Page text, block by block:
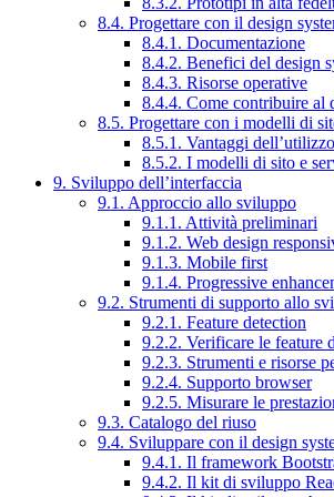
8.4. Progettare con il design
8.4.1. Documentazione
8.4.2. Benefici del design
8.4.3. Risorse operative
8.4.4. Come contribuire al
8.5. Progettare con i modelli di
8.5.1. Vantaggi
8.5.2. I modelli di sito e
9. Sviluppo dell’interfaccia
9.1. Approccio allo sviluppo
9.1.1. Attività preliminari
9.1.2. Web design
9.1.3. Mobile first
9.1.4. Progressive
9.2. Strumenti di supporto allo
9.2.1. Feature detection
9.2.2. Verificare le feature
9.2.3. Strumenti e risorse
9.2.4. Supporto browser
9.2.5. Misurare le
9.3. Catalogo del riuso
9.4. Sviluppare con il design
9.4.1. Il framework
9.4.2. Il kit di sviluppo